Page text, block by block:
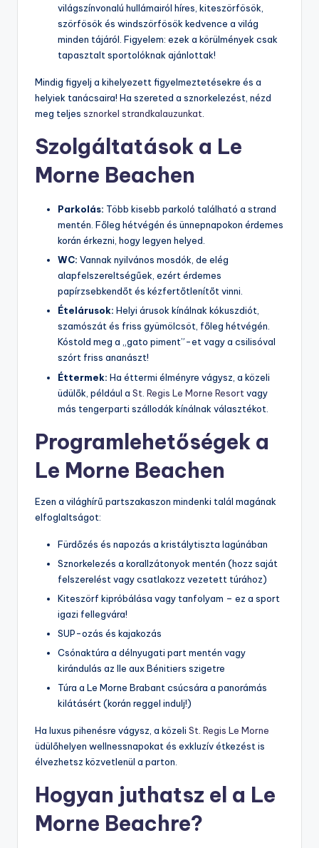
világszínvonalú hullámairól híres, kiteszörfösök,
szörfösök és windszörfösök kedvence a világ
minden tájáról. Figyelem: ezek a körülmények csak
tapasztalt sportolóknak ajánlottak!
Mindig figyelj a kihelyezett figyelmeztetésekre és a
helyiek tanácsaira! Ha szereted a sznorkelezést, nézd
meg teljes sznorkel strandkalauzunkat
Szolgáltatások a Le
Morne Beachen
Parkolás: Több kisebb parkoló található a strand
mentén. Főleg hétvégén és ünnepnapokon érdemes
korán érkezni, hogy legyen helyed.
WC: Vannak nyilvános mosdók, de elég
alapfelszereltségűek, ezért érdemes
papírzsebkendőt és kézfertőtlenítőt vinni.
Ételárusok: Helyi árusok kínálnak kókuszdiót,
szamószát és friss gyümölcsöt, főleg hétvégén.
Kóstold meg a „gato piment”-et vagy a csilisóval
szórt friss ananászt!
Éttermek: Ha éttermi élményre vágysz, a közeli
üdülők, például a St. Regis Le Morne Resort vagy
más tengerparti szállodák kínálnak választékot.
Programlehetőségek a
Le Morne Beachen
Ezen a világhírű partszakaszon mindenki talál magának
elfoglaltságot:
Fürdőzés és napozás a kristálytiszta lagúnában
Sznorkelezés a korallzátonyok mentén (hozz saját
felszerelést vagy csatlakozz vezetett túrához)
Kiteszörf kipróbálása vagy tanfolyam – ez a sport
igazi fellegvára!
SUP-ozás és kajakozás
Csónaktúra a délnyugati part mentén vagy
kirándulás az Ile aux Bénitiers szigetre
Túra a Le Morne Brabant csúcsára a panorámás
kilátásért (korán reggel indulj!)
Ha luxus pihenésre vágysz, a közeli St. Regis Le Morne
üdülőhelyen wellnessnapokat és exkluzív étkezést is
élvezhetsz közvetlenül a parton.
Hogyan juthatsz el a Le
Morne Beachre?